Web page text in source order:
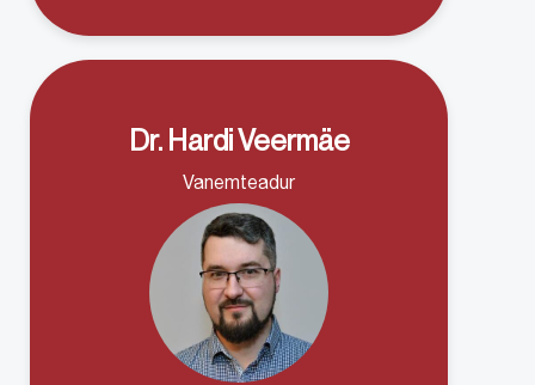
Dr. Hardi Veermäe
Vanemteadur